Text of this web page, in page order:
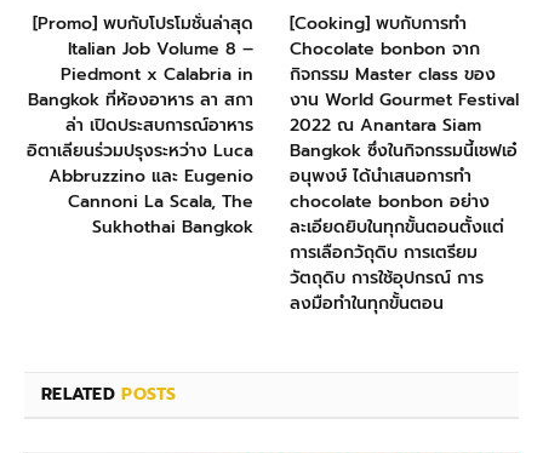
[Promo] พบกับโปรโมชั่นล่าสุด
Italian Job Volume 8 –
Piedmont x Calabria in
Bangkok ที่ห้องอาหาร ลา สกา
ล่า เปิดประสบการณ์อาหาร
อิตาเลียนร่วมปรุงระหว่าง Luca
Abbruzzino และ Eugenio
Cannoni La Scala, The
Sukhothai Bangkok
[Cooking] พบกับการทำ
Chocolate bonbon จาก
กิจกรรม Master class ของ
งาน World Gourmet Festival
2022 ณ Anantara Siam
Bangkok ซึ่งในกิจกรรมนี้เชฟเอ๋
อนุพงษ์ ได้นำเสนอการทำ
chocolate bonbon อย่าง
ละเอียดยิบในทุกขั้นตอนตั้งแต่
การเลือกวัถุดิบ การเตรียม
วัตถุดิบ การใช้อุปกรณ์ การ
ลงมือทำในทุกขั้นตอน
RELATEDPOSTS